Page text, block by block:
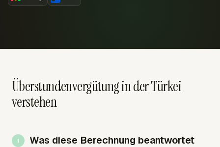
Überstundenvergütung in der Türkei
verstehen
Was diese Berechnung beantwortet